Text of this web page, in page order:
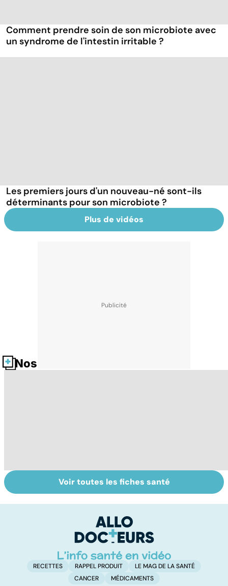
Comment prendre soin de son microbiote avec
un syndrome de l'intestin irritable ?
Les premiers jours d'un nouveau-né sont-ils
déterminants pour son microbiote ?
Plus de vidéos
Nos fiches santé
Comment
faciliter la
Syndrome de
l'intestin irritable
encore mal
connu
Voir toutes les fiches santé
RECETTES RAPPEL PRODUIT
LE MAG DE LA SANTÉ
CANCER
MÉDICAMENTS